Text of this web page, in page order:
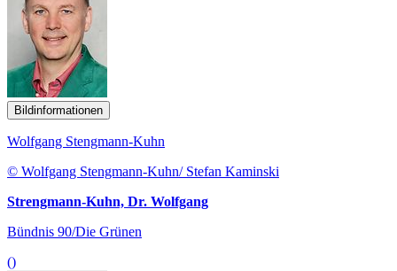
Bildinformationen
Wolfgang Stengmann-Kuhn
© Wolfgang Stengmann-Kuhn/ Stefan Kaminski
Strengmann-Kuhn, Dr. Wolfgang
Bündnis 90/Die Grünen
()